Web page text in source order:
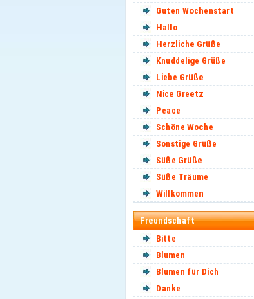
Guten Wochenstart
Hallo
Herzliche Grüße
Knuddelige Grüße
Liebe Grüße
Nice Greetz
Peace
Schöne Woche
Sonstige Grüße
Süße Grüße
Süße Träume
Willkommen
Freundschaft
Bitte
Blumen
Blumen für Dich
Danke